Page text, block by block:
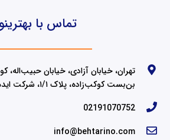
تماس با بهترینو
تهران، خیابان آزادی، خیابان
بن‌بست کوکب‌زاده، پلاک ۱/۱، شرکت ایده‌کاوان سرآمد سیستم
02191070752
info@behtarino.com